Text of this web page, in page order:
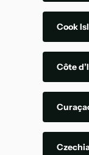
Cook
Côte